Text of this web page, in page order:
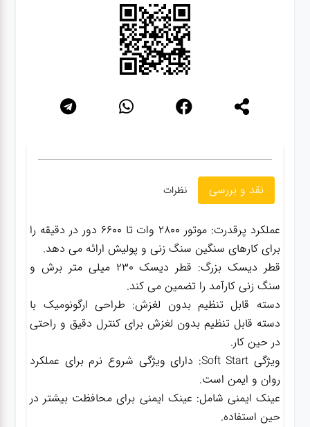
نقد و بررسی نظرات
عملکرد پرقدرت: موتور 2800 وات تا 6600 دور در دقیقه را
برای کارهای سنگین سنگ زنی و پولیش ارائه می دهد.
قطر دیسک بزرگ: قطر دیسک 230 میلی متر برش و
سنگ زنی کارآمد را تضمین می کند.
دسته قابل تنظیم بدون لغزش: طراحی ارگونومیک با
دسته قابل تنظیم بدون لغزش برای کنترل دقیق و راحتی
در حین کار.
ویژگی Soft Start: دارای ویژگی شروع نرم برای عملکرد
روان و ایمن است.
عینک ایمنی شامل: عینک ایمنی برای محافظت بیشتر در
حین استفاده.